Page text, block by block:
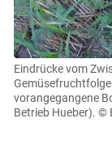
Eindrücke vom
vorangegangene
Betrieb Hueber). ©